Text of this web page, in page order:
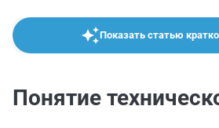
Показать статью
Понятие